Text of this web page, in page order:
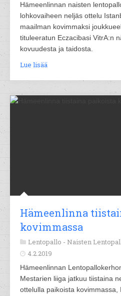
Hämeenlinnan naisten
lohkovaiheen neljäs ottelu
maailman kovimmaksi
tituleeratun Eczacibasi VitrA:n
kovuudesta ja taidosta.
Lue lisää
Hämeenlinna
kovimmassa
Lentopallo - Naisten
4.2.2019
Hämeenlinnan
Mestarien liiga jatkuu tiistaina
ottelulla paikoista kovimmassa,